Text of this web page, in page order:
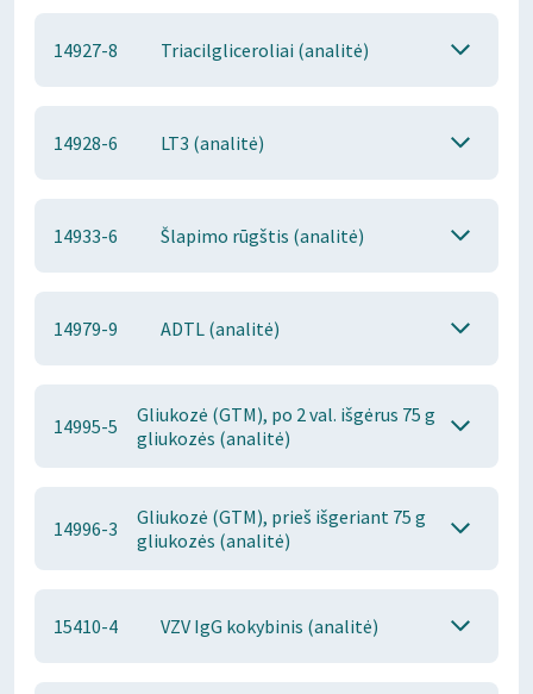
14927-8 Triacilgliceroliai (analitė)
14928-6 LT3 (analitė)
14933-6 Šlapimo rūgštis (analitė)
14979-9 ADTL (analitė)
14995-5
Gliukozė (GTM), po 2 val. išgėrus 75 g
gliukozės (analitė)
14996-3
Gliukozė (GTM), prieš išgeriant 75 g
gliukozės (analitė)
15410-4 VZV IgG kokybinis (analitė)